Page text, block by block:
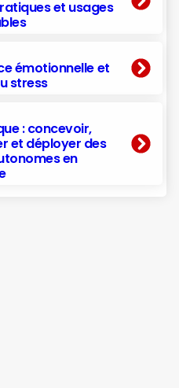
et usages
émotionnelle et
stress
: concevoir,
et déployer des
en